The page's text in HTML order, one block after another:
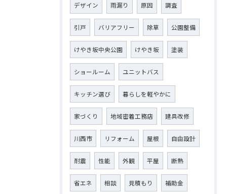
デザイン 雨漏り 原因 調査
引戸 バリアフリー 除草 公園整備
けやき坂中央公園 けやき坂 塗装
ショールーム ユニットバス
キッチン選び 暮らしを軽やかに
家づくり 地域密着工務店 建具改修
川西市 リフォーム 屋根 自由設計
耐震 性能 外観 平屋 断熱
省エネ 相談 見積もり 補助金